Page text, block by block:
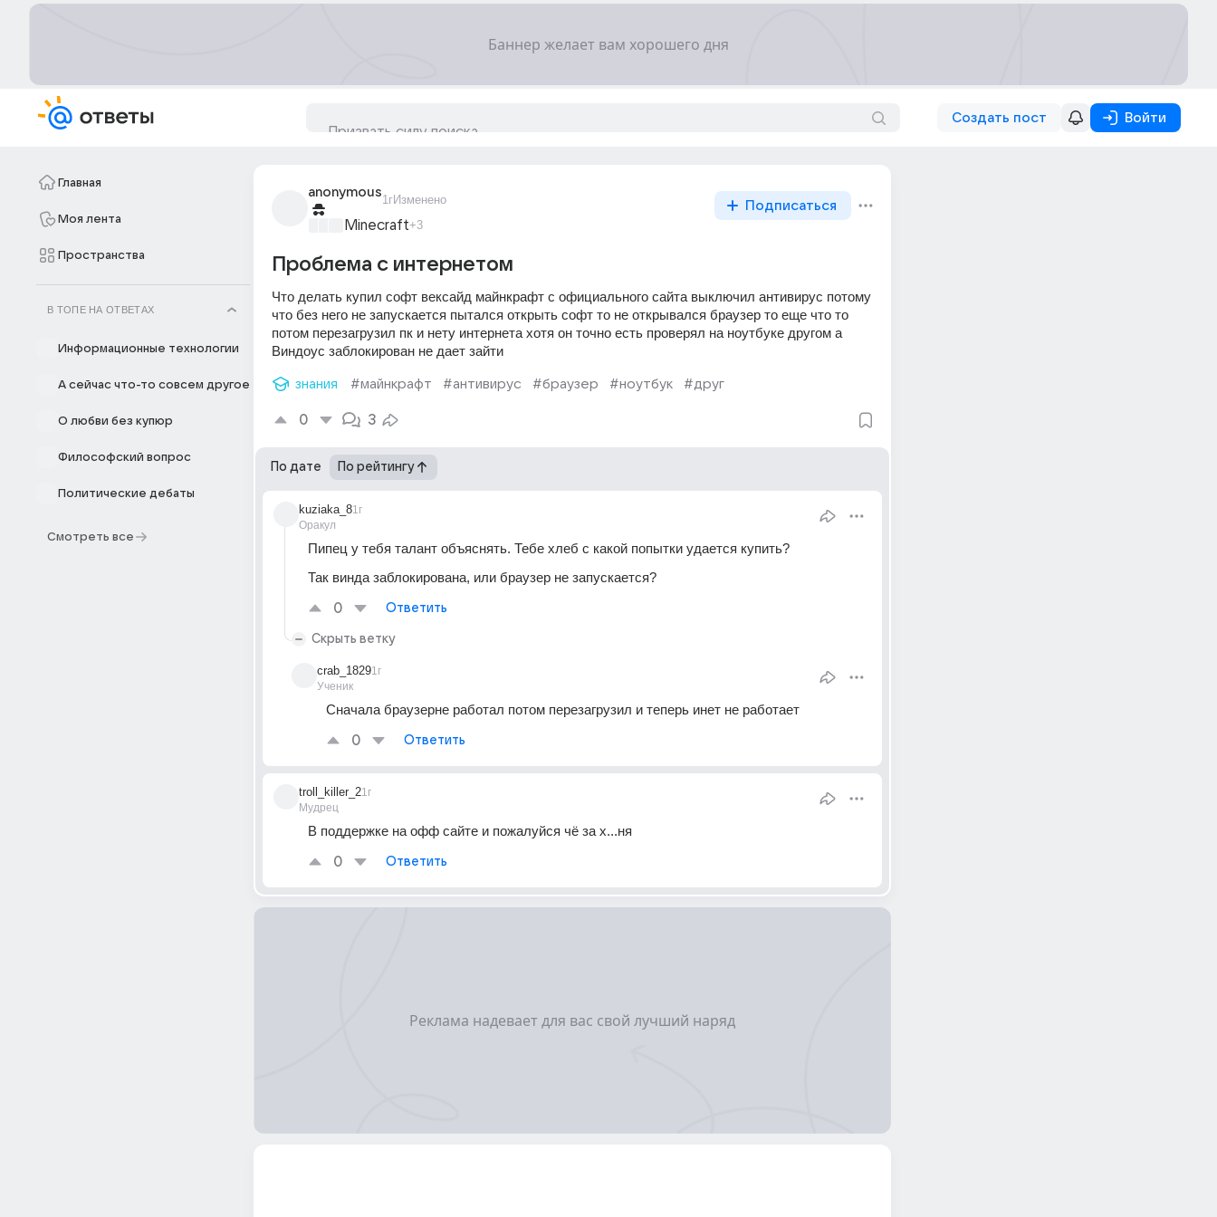
Создать пост Войти
Главная
Моя лента
Пространства
В ТОПЕ НА ОТВЕТАХ
Информационные технологии
А сейчас что-то совсем другое
О любви без купюр
Философский вопрос
Политические дебаты
Смотреть все
anonymous
1гИзменено
Minecraft+3
Подписаться
Проблема с интернетом
Что делать купил софт вексайд майнкрафт с официального сайта выключил антивирус потому
что без него не запускается пытался открыть софт то не открывался браузер то еще что то
потом перезагрузил пк и нету интернета хотя он точно есть проверял на ноутбуке другом а
Виндоус заблокирован не дает зайти
знания #майнкрафт #антивирус #браузер #ноутбук #друг
0 3
По дате По рейтингу
kuziaka_8
Оракул
1г
Пипец у тебя талант объяснять. Тебе хлеб с какой попытки удается купить?
Так винда заблокирована, или браузер не запускается?
0 Ответить
Скрыть ветку
crab_1829
Ученик
1г
Сначала браузерне работал потом перезагрузил и теперь инет не работает
0 Ответить
troll_killer_2
Мудрец
1г
В поддержке на офф сайте и пожалуйся чё за х...ня
0 Ответить